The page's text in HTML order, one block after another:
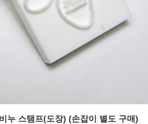
누 스탬프(도장) (손잡이 별도 구매)